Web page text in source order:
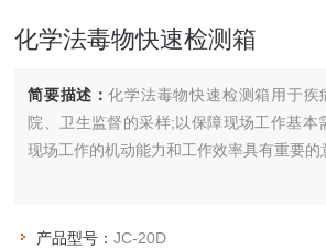
化学法毒物快速检测箱
简要描述：化学法毒物快速检测箱用于疾
院、卫生监督的采样;以保障现场工作基本
现场工作的机动能力和工作效率具有重要的
产品型号：JC-20D